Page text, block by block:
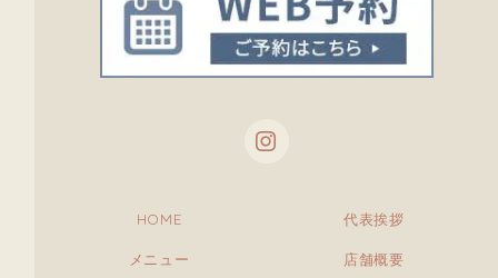
HOME
メニュー
代表挨拶
店舗概要